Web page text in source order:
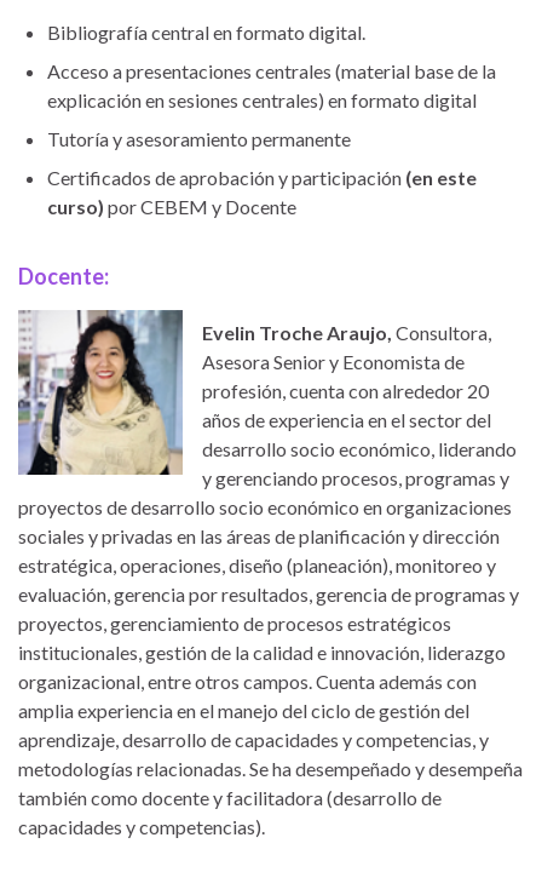
Bibliografía central en formato digital.
Acceso a presentaciones centrales (material base de la
explicación en sesiones centrales) en formato digital
Tutoría y asesoramiento permanente
Certificados de aprobación y participación (en este
curso) por CEBEM y Docente
Docente:
Evelin Troche Araujo, Consultora,
Asesora Senior y Economista de
profesión, cuenta con alrededor 20
años de experiencia en el sector del
desarrollo socio económico, liderando
y gerenciando procesos, programas y
proyectos de desarrollo socio económico en organizaciones
sociales y privadas en las áreas de planificación y dirección
estratégica, operaciones, diseño (planeación), monitoreo y
evaluación, gerencia por resultados, gerencia de programas y
proyectos, gerenciamiento de procesos estratégicos
institucionales, gestión de la calidad e innovación, liderazgo
organizacional, entre otros campos. Cuenta además con
amplia experiencia en el manejo del ciclo de gestión del
aprendizaje, desarrollo de capacidades y competencias, y
metodologías relacionadas. Se ha desempeñado y desempeña
también como docente y facilitadora (desarrollo de
capacidades y competencias).